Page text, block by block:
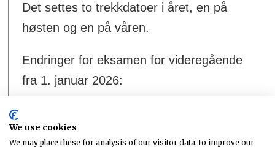
Det settes to trekkdatoer i året, en på
høsten og en på våren.
Endringer for eksamen for videregående
fra 1. januar 2026:
skriftlig eksamen settes av
We use cookies
We may place these for analysis of our visitor data, to improve our